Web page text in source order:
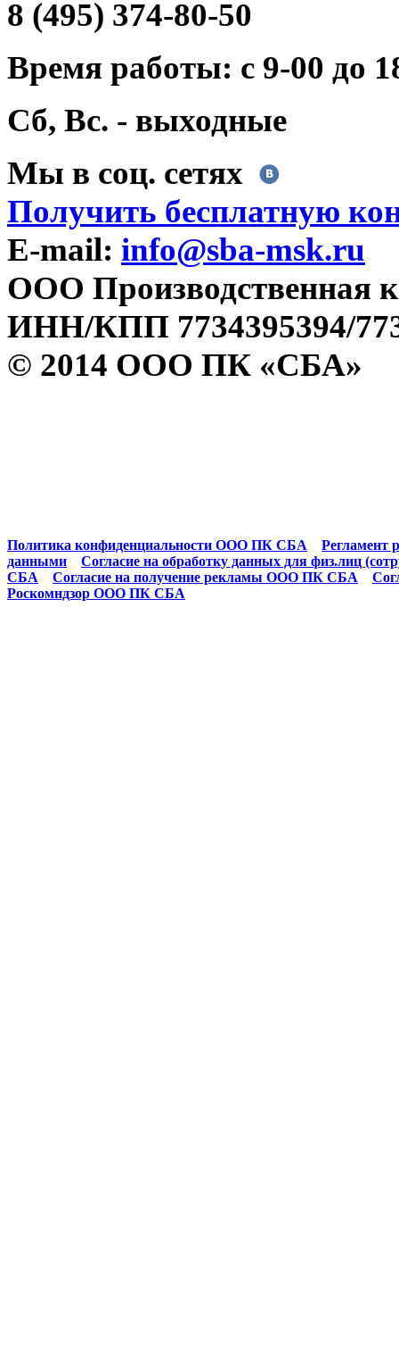
8 (495) 374-80-50
Время работы: с 9-00 до
Сб, Вс. - выходные
Мы в соц. сетях
Получить бесплатную
E-mail: info@sba-msk.ru
ООО Производственная
ИНН/КПП 7734395394/
© 2014 ООО ПК «СБА»
Политика конфиденциальности ООО ПК СБА
Регламент
данными
Согласие на обработку данных для физ.лиц
СБА
Согласие на получение рекламы ООО ПК СБА
Роскомндзор ООО ПК СБА